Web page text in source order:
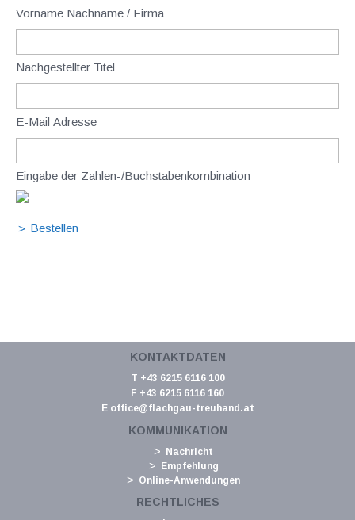
Vorname Nachname / Firma
Nachgestellter Titel
E-Mail Adresse
Eingabe der Zahlen-/Buchstabenkombination
KONTAKTDATEN
T +43 6215 6116 100
F +43 6215 6116 160
E office@flachgau-treuhand.at
KOMMUNIKATION
Nachricht
Empfehlung
Online-Anwendungen
RECHTLICHES